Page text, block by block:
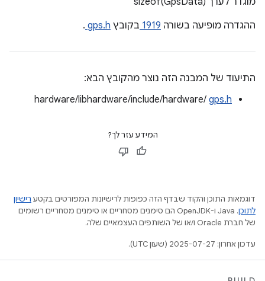
ההגדרה מופיעה בשורה 1919 בקובץ gps.h
.
התיעוד של המבנה הזה נוצר מהקובץ הבא:
hardware/libhardware/include/hardware/ gps.h
המידע עזר לך?
דוגמאות התוכן והקוד שבדף הזה כפופות לרישיונות המפורטים בקטע רישיון
לתוכן
.‏ Java ו-OpenJDK הם סימנים מסחריים או סימנים מסחריים רשומים
של חברת Oracle ו/או של השותפים העצמאיים שלה.
עדכון אחרון: 2025-07-27 (שעון UTC).